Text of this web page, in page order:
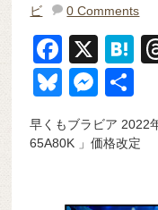
ビ
0 Comments
F
a
c
e
X
H
n
Bl
u
e
y
M
e
ss
n
有
早くもブラビア 2022
65A80K 」価格改定